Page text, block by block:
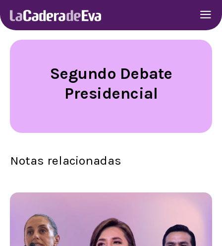
Segundo Debate
Presidencial
Notas relacionadas